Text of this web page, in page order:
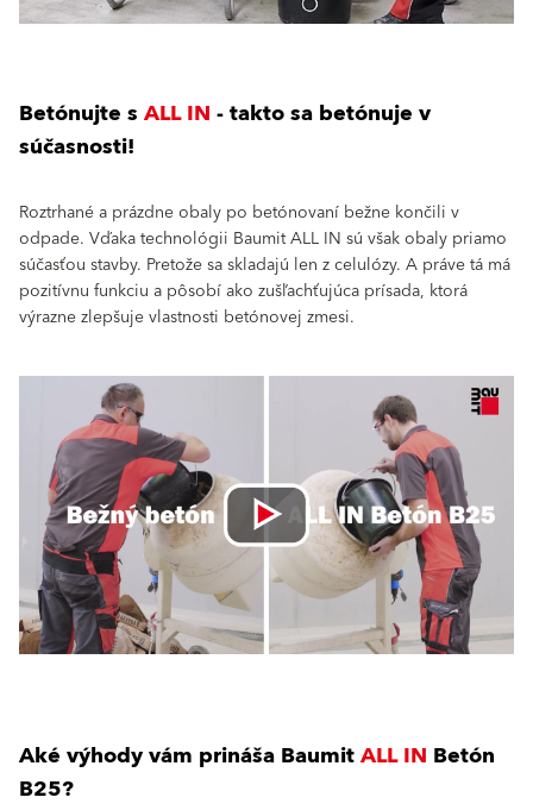
Betónujte sALL IN- takto sa betónuje v
súčasnosti!
Roztrhané a prázdne obaly po betónovaní bežne končili v
odpade. Vďaka technológii Baumit ALL IN sú však obaly priamo
súčasťou stavby. Pretože sa skladajú len z celulózy. A práve tá má
pozitívnu funkciu a pôsobí ako zušľachťujúca prísada, ktorá
výrazne zlepšuje vlastnosti betónovej zmesi.
Aké výhody vám prináša BaumitALL IN Betón
B25?